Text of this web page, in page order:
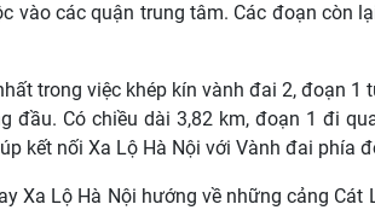
vào các quận trung tâm. Các đoạn còn
trong việc khép kín vành đai 2, đoạn 1
đầu. Có chiều dài 3,82 km, đoạn 1 đi
kết nối Xa Lộ Hà Nội với Vành đai phía
Xa Lộ Hà Nội hướng về những cảng